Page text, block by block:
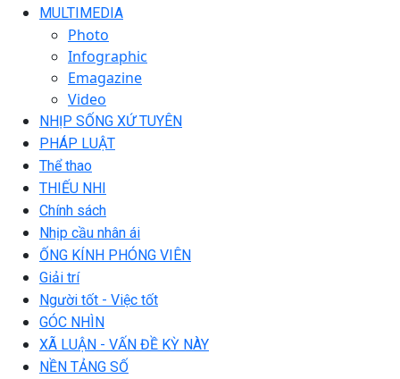
MULTIMEDIA
Photo
Infographic
Emagazine
Video
NHỊP SỐNG XỨ TUYÊN
PHÁP LUẬT
Thể thao
THIẾU NHI
Chính sách
Nhịp cầu nhân ái
ỐNG KÍNH PHÓNG VIÊN
Giải trí
Người tốt - Việc tốt
GÓC NHÌN
XÃ LUẬN - VẤN ĐỀ KỲ NÀY
NỀN TẢNG SỐ